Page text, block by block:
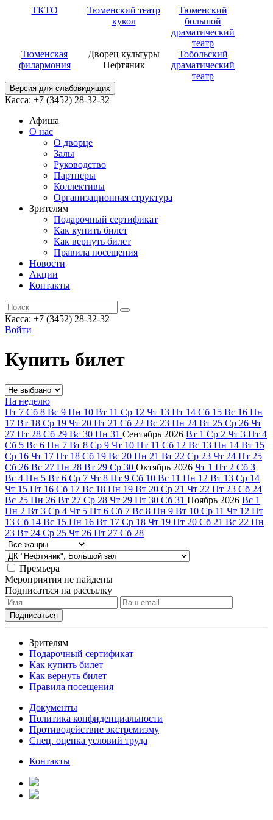
ТКТО
Тюменский театр
кукол
Тюменский
большой
драматический
театр
Тюменская
филармония
Дворец культуры
Нефтяник
Тобольский
драматический
театр
Версия для слабовидящих
Касса: +7 (3452) 28-32-32
Афиша
О нас
О дворце
Залы
Руководство
Партнеры
Коллективы
Организационная структура
Зрителям
Подарочный сертификат
Как купить билет
Как вернуть билет
Правила посещения
Новости
Акции
Контакты
Касса: +7 (3452) 28-32-32
Войти
Купить билет
На неделю
Пт 7 Сб 8 Вс 9 Пн 10 Вт 11 Ср 12 Чт 13 Пт 14 Сб 15 Вс 16 Пн
17 Вт 18 Ср 19 Чт 20 Пт 21 Сб 22 Вс 23 Пн 24 Вт 25 Ср 26 Чт
27 Пт 28 Сб 29 Вс 30 Пн 31 Сентябрь 2026 Вт 1 Ср 2 Чт 3 Пт 4
Сб 5 Вс 6 Пн 7 Вт 8 Ср 9 Чт 10 Пт 11 Сб 12 Вс 13 Пн 14 Вт 15
Ср 16 Чт 17 Пт 18 Сб 19 Вс 20 Пн 21 Вт 22 Ср 23 Чт 24 Пт 25
Сб 26 Вс 27 Пн 28 Вт 29 Ср 30 Октябрь 2026 Чт 1 Пт 2 Сб 3
Вс 4 Пн 5 Вт 6 Ср 7 Чт 8 Пт 9 Сб 10 Вс 11 Пн 12 Вт 13 Ср 14
Чт 15 Пт 16 Сб 17 Вс 18 Пн 19 Вт 20 Ср 21 Чт 22 Пт 23 Сб 24
Вс 25 Пн 26 Вт 27 Ср 28 Чт 29 Пт 30 Сб 31 Ноябрь 2026 Вс 1
Пн 2 Вт 3 Ср 4 Чт 5 Пт 6 Сб 7 Вс 8 Пн 9 Вт 10 Ср 11 Чт 12 Пт
13 Сб 14 Вс 15 Пн 16 Вт 17 Ср 18 Чт 19 Пт 20 Сб 21 Вс 22 Пн
23 Вт 24 Ср 25 Чт 26 Пт 27 Сб 28
Премьера
Мероприятия не найдены
Подписаться на рассылку
Зрителям
Подарочный сертификат
Как купить билет
Как вернуть билет
Правила посещения
Документы
Политика конфиденциальности
Противодействие экстремизму
Спец. оценка условий труда
Контакты